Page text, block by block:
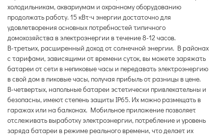
холодильникам, аквариумам и охранному оборудованию
продолжать работу. 15 кВт⋅ч энергии достаточно для
удовлетворения основных потребностей типичного
домохозяйства в электроэнергии в течение 8-12 часов.
В-третьих, расширенный доход от солнечной энергии. В районах
с тарифами, зависящими от времени суток, вы можете заряжать
батареи от сети в непиковые часы и передавать электроэнергию
в свой дом в пиковые часы, получая прибыль от разницы в цене.
В-четвертых, напольные батареи эстетически привлекательны и
безопасны, имеют степень защиты IP65. Их можно размещать в
гаражах или на балконах. Мобильное приложение позволяет
отслеживать выработку электроэнергии, потребление и уровень
заряда батареи в режиме реального времени, что делает их